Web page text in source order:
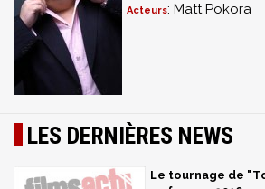
Acteurs: Matt Pokora
LES DERNIÈRES NEWS
Le tournage de